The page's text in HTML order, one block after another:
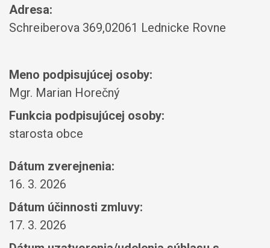
Adresa:
Schreiberova 369,02061 Lednicke Rovne
Meno podpisujúcej osoby:
Mgr. Marian Horečný
Funkcia podpisujúcej osoby:
starosta obce
Dátum zverejnenia:
16. 3. 2026
Dátum účinnosti zmluvy:
17. 3. 2026